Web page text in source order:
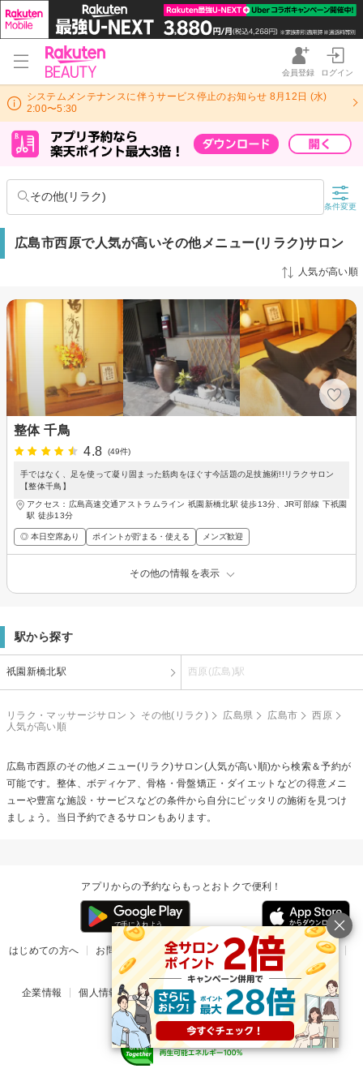
会員登録 ログイン
システムメンテナンスに伴うサービス停止のお知らせ 8月12日 (水)
2:00〜5:30
その他(リラク)
条件変更
広島市西原で人気が高いその他メニュー(リラク)サロン
人気が高い順
整体 千鳥
4.8
(49件)
手ではなく、足を使って凝り固まった筋肉をほぐす今話題の足技施術!!リラクサロン
【整体千鳥】
アクセス：広島高速交通アストラムライン 祇園新橋北駅 徒歩13分、JR可部線 下祇園
駅 徒歩13分
◎ 本日空席あり ポイントが貯まる・使える メンズ歓迎
その他の情報を表示
駅から探す
祇園新橋北駅 西原(広島)駅
リラク・マッサージサロン その他(リラク) 広島県 広島市
西原
人気が高い順
広島市西原のその他メニュー(リラク)サロン(人気が高い順)から検索＆予約が
可能です。整体、ボディケア、骨格・骨盤矯正・ダイエットなどの得意メニ
ューや豊富な施設・サービスなどの条件から自分にピッタリの施術を見つけ
ましょう。当日予約できるサロンもあります。
アプリからの予約ならもっとおトクで便利！
はじめての方へ お問い合わせ ヘルプ リリース情報
利用規約
掲載ご希望のサロン様
企業情報 個人情報保護方針 楽天のサービス一覧 アプリ一覧
© Rakuten Group, Inc.